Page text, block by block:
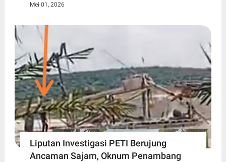
Mei 01, 2026
Liputan Investigasi PETI Berujung
Ancaman Sajam, Oknum Penambang